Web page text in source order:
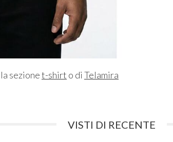
sezionet-shirt o di Telamira
VISTI DI RECENTE